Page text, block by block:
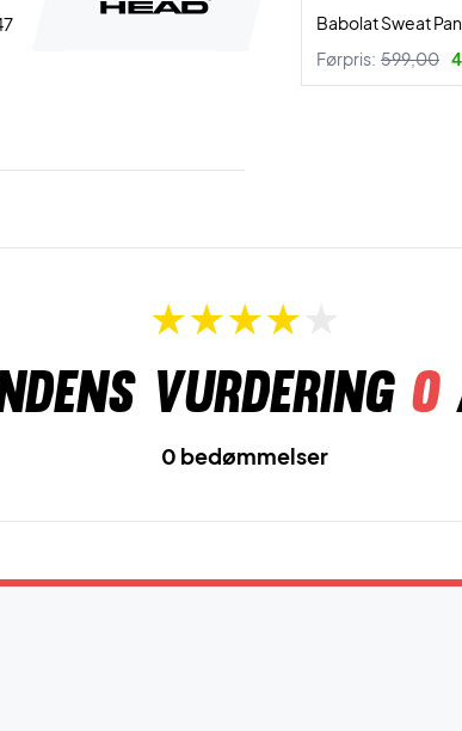
Babolat Sweat
Førpris: 599,00
vurdering 0
0 bedømmelser